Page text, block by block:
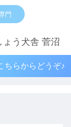
門
ちらからどうぞ♪